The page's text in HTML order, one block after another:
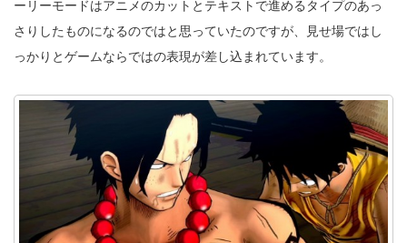
ーリーモードはアニメのカットとテキストで進めるタイプのあっ
さりしたものになるのではと思っていたのですが、見せ場ではし
っかりとゲームならではの表現が差し込まれています。